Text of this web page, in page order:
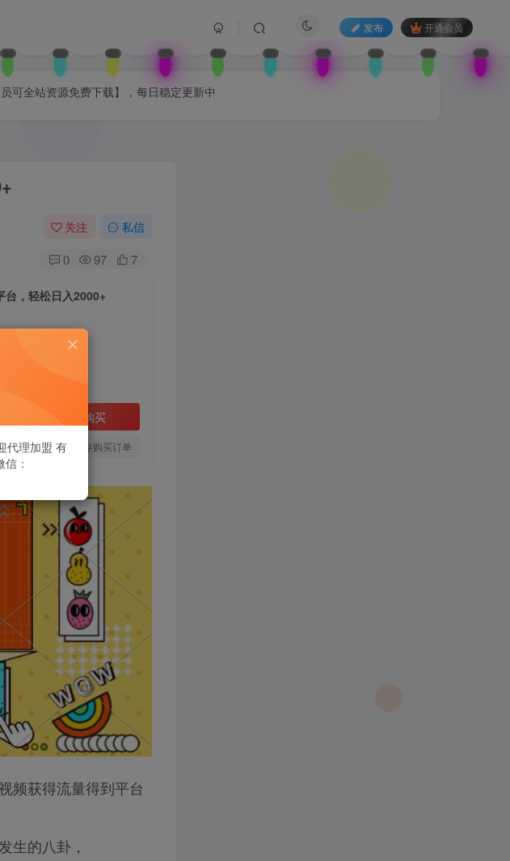
发布 开通会员
可全站资源免费下载】，每日稳定更新中
关注 私信
0 97 7
台，轻松日入2000+
立即购买
登陆后购买，可保存购买订单
频获得流量得到平台
生的八卦，
代理加盟 有
：